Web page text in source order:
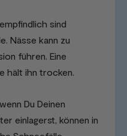
sind
Nässe kann zu
führen. Eine
hält ihn trocken.
Du Deinen
einlagerst, können in